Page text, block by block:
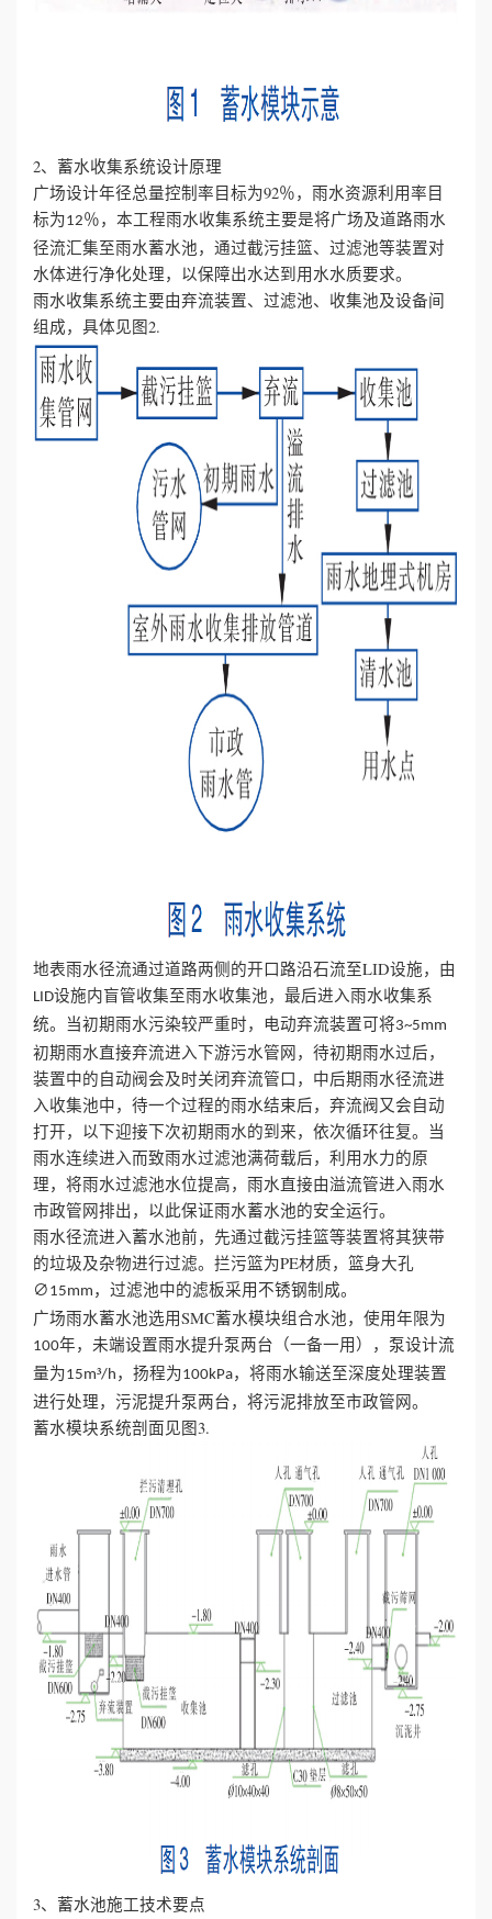
2、蓄水收集系统设计原理
广场设计年径总量控制率目标为92％，雨水资源利用率目
标为12％，本工程雨水收集系统主要是将广场及道路雨水
径流汇集至雨水蓄水池，通过截污挂篮、过滤池等装置对
水体进行净化处理，以保障出水达到用水水质要求。
雨水收集系统主要由弃流装置、过滤池、收集池及设备间
组成，具体见图2.
地表雨水径流通过道路两侧的开口路沿石流至LID设施，由
LID设施内盲管收集至雨水收集池，最后进入雨水收集系
统。当初期雨水污染较严重时，电动弃流装置可将3~5mm
初期雨水直接弃流进入下游污水管网，待初期雨水过后，
装置中的自动阀会及时关闭弃流管口，中后期雨水径流进
入收集池中，待一个过程的雨水结束后，弃流阀又会自动
打开，以下迎接下次初期雨水的到来，依次循环往复。当
雨水连续进入而致雨水过滤池满荷载后，利用水力的原
理，将雨水过滤池水位提高，雨水直接由溢流管进入雨水
市政管网排出，以此保证雨水蓄水池的安全运行。
雨水径流进入蓄水池前，先通过截污挂篮等装置将其狭带
的垃圾及杂物进行过滤。拦污篮为PE材质，篮身大孔
∅ 15mm ，过滤池中的滤板采用不锈钢制成。
广场雨水蓄水池选用SMC蓄水模块组合水池，使用年限为
100年，未端设置雨水提升泵两台（一备一用），泵设计流
量为15m³/h ，扬程为100kPa，将雨水输送至深度处理装置
进行处理，污泥提升泵两台，将污泥排放至市政管网。
蓄水模块系统剖面见图3.
3、蓄水池施工技术要点